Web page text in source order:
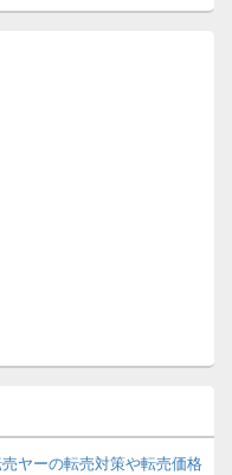
ヤーの転売対策や転売価格